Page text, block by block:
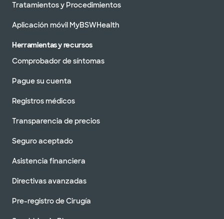
Tratamientos y Procedimientos
Aplicación móvil MyBSWHealth
Herramientas y recursos
Comprobador de síntomas
Pague su cuenta
Registros médicos
Transparencia de precios
Seguro aceptado
Asistencia financiera
Directivas avanzadas
Pre-registro de Cirugía